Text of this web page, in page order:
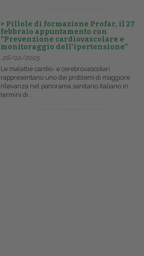
> Pillole di formazione Profar, il 27
febbraio appuntamento con
“Prevenzione cardiovascolare e
monitoraggio dell’ipertensione”
26/02/2025
Le malattie cardio- e cerebrovascolari
rappresentano uno dei problemi di maggiore
rilevanza nel panorama sanitario italiano in
termini di...